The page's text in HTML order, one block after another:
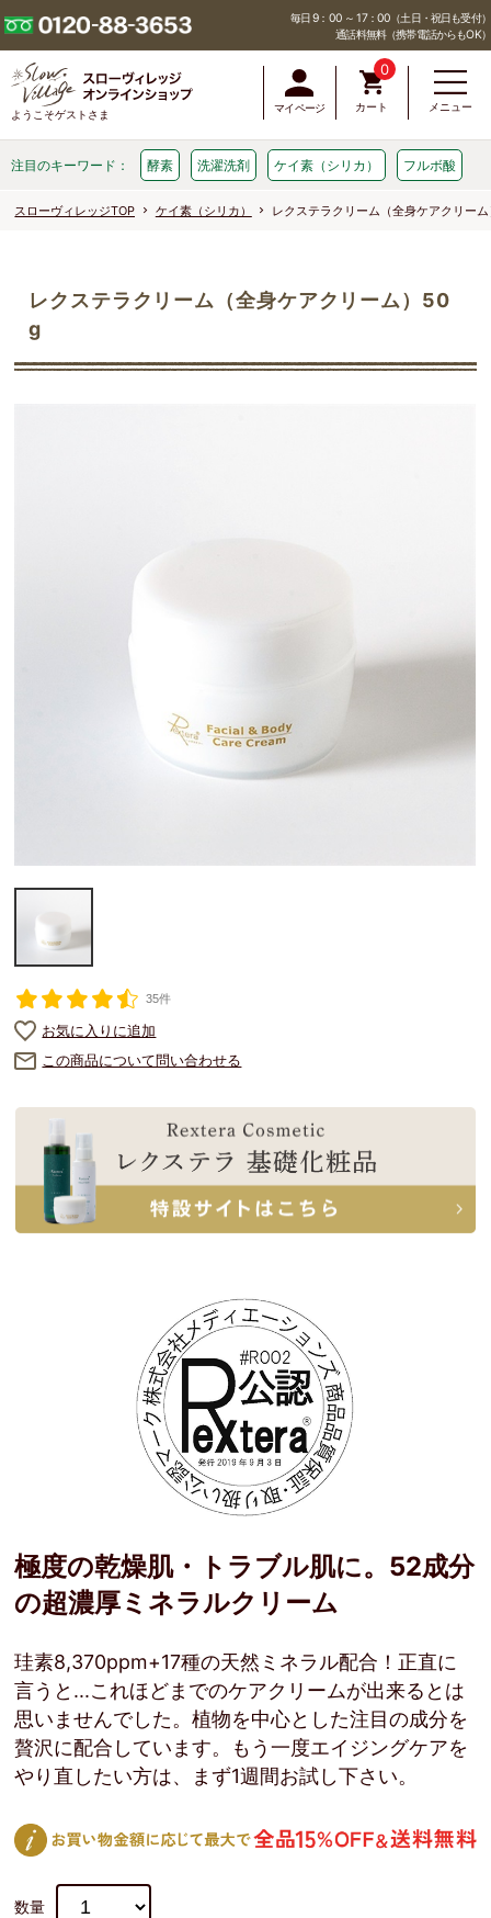
毎日 9：00 ～ 17：00（土日・祝日も受付）
通話料無料（携帯電話からもOK）
ようこそゲストさま
0
カート
マイページ メニュー
注目のキーワード： 酵素 洗濯洗剤 ケイ素（シリカ） フルボ酸
スローヴィレッジTOP ケイ素（シリカ） レクステラクリーム（全身ケアクリー
レクステラクリーム（全身ケアクリーム）50
g
35件
お気に入りに追加
この商品について問い合わせる
極度の乾燥肌・トラブル肌に。52成分
の超濃厚ミネラルクリーム
珪素8,370ppm+17種の天然ミネラル配合！正直に
言うと...これほどまでのケアクリームが出来るとは
思いませんでした。植物を中心とした注目の成分を
贅沢に配合しています。もう一度エイジングケアを
やり直したい方は、まず1週間お試し下さい。
数量